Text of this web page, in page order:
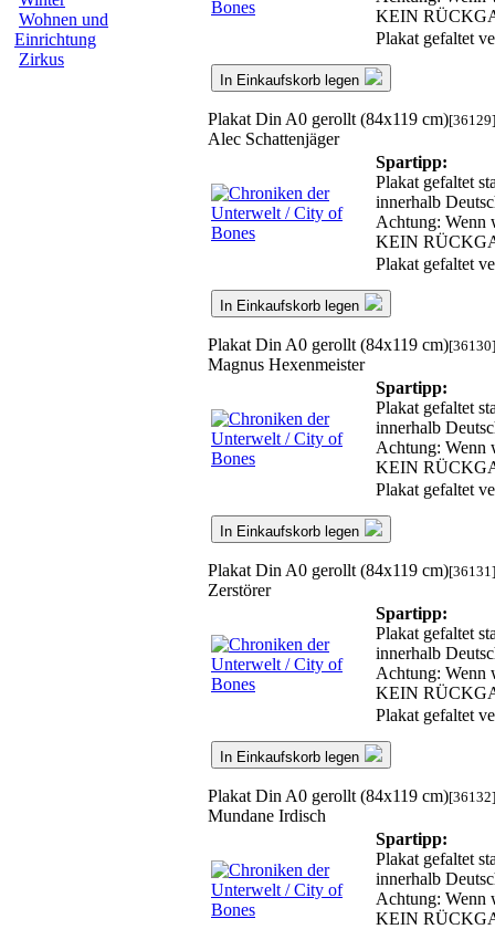
Wohnen und
Einrichtung
Zirkus
KEIN
Plakat gefaltet
In Einkaufskorb legen
Plakat Din A0 gerollt (84x119 cm)[36129]
Alec Schattenjäger
Spartipp:
Plakat gefaltet
innerhalb
Achtung: Wenn
KEIN
Plakat gefaltet
In Einkaufskorb legen
Plakat Din A0 gerollt (84x119 cm)[36130]
Magnus Hexenmeister
Spartipp:
Plakat gefaltet
innerhalb
Achtung: Wenn
KEIN
Plakat gefaltet
In Einkaufskorb legen
Plakat Din A0 gerollt (84x119 cm)[36131]
Zerstörer
Spartipp:
Plakat gefaltet
innerhalb
Achtung: Wenn
KEIN
Plakat gefaltet
In Einkaufskorb legen
Plakat Din A0 gerollt (84x119 cm)[36132]
Mundane Irdisch
Spartipp:
Plakat gefaltet
innerhalb
Achtung: Wenn
KEIN